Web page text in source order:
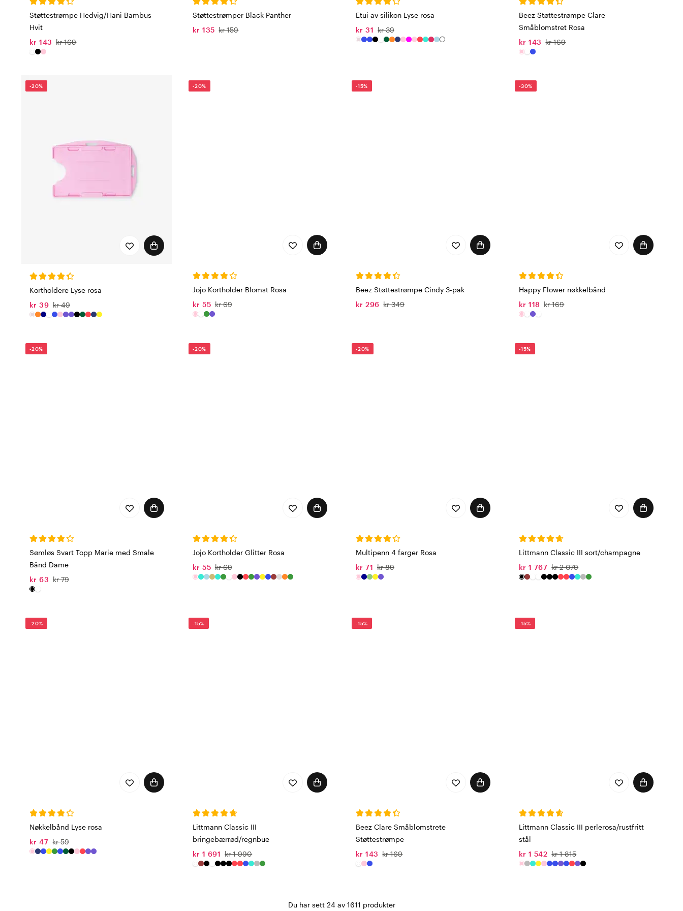
Støttestrømpe Hedvig/Hani Bambus
Hvit
kr 143 kr 169
Støttestrømper Black Panther
kr 135 kr 159
Etui av silikon Lyse rosa
kr 31 kr 39
Beez Støttestrømpe Clare
Småblomstret Rosa
kr 143 kr 169
-20%
Kortholdere Lyse rosa
kr 39 kr 49
-20%
Jojo Kortholder Blomst Rosa
kr 55 kr 69
-15%
Beez Støttestrømpe Cindy 3-pak
kr 296 kr 349
-30%
Happy Flower nøkkelbånd
kr 118 kr 169
-20%
Sømløs Svart Topp Marie med Smale
Bånd Dame
kr 63 kr 79
-20%
Jojo Kortholder Glitter Rosa
kr 55 kr 69
-20%
Multipenn 4 farger Rosa
kr 71 kr 89
-15%
Littmann Classic III sort/champagne
kr 1 767 kr 2 079
-20%
Nøkkelbånd Lyse rosa
kr 47 kr 59
-15%
Littmann Classic III
bringebærrød/regnbue
kr 1 691 kr 1 990
-15%
Beez Clare Småblomstrete
Støttestrømpe
kr 143 kr 169
-15%
Littmann Classic III perlerosa/rustfritt
stål
kr 1 542 kr 1 815
Du har sett 24 av 1611 produkter